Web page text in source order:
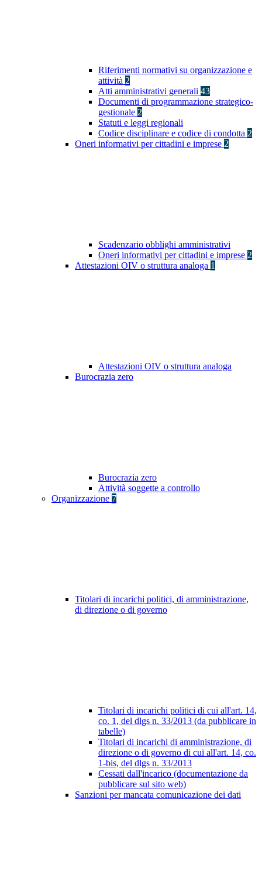
Riferimenti normativi su organizzazione e
attività 2
Atti amministrativi generali 43
Documenti di programmazione strategico-
gestionale 2
Statuti e leggi regionali
Codice disciplinare e codice di condotta 2
Oneri informativi per cittadini e imprese 2
Scadenzario obblighi amministrativi
Oneri informativi per cittadini e imprese 2
Attestazioni OIV o struttura analoga 1
Attestazioni OIV o struttura analoga
Burocrazia zero
Burocrazia zero
Attività soggette a controllo
Organizzazione 7
Titolari di incarichi politici, di amministrazione,
di direzione o di governo
Titolari di incarichi politici di cui all'art. 14,
co. 1, del dlgs n. 33/2013 (da pubblicare in
tabelle)
Titolari di incarichi di amministrazione, di
direzione o di governo di cui all'art. 14, co.
1-bis, del dlgs n. 33/2013
Cessati dall'incarico (documentazione da
pubblicare sul sito web)
Sanzioni per mancata comunicazione dei dati